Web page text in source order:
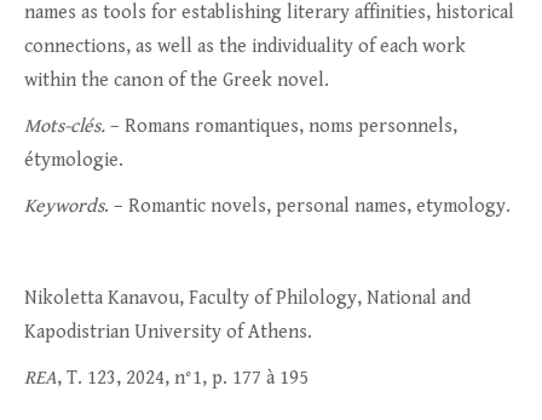
names as tools for establishing literary affinities, historical
connections, as well as the individuality of each work
within the canon of the Greek novel.
Mots-clés. – Romans romantiques, noms personnels,
étymologie.
Keywords. – Romantic novels, personal names, etymology.
Nikoletta Kanavou, Faculty of Philology, National and
Kapodistrian University of Athens.
REA, T. 123, 2024, n°1, p. 177 à 195